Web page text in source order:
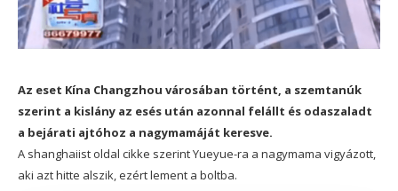
Az eset Kína Changzhou városában történt, a szemtanúk
szerint a kislány az esés után azonnal felállt és odaszaladt
a bejárati ajtóhoz a nagymamáját keresve.
A shanghaiist oldal cikke szerint Yueyue-ra a nagymama vigyázott,
aki azt hitte alszik, ezért lement a boltba.